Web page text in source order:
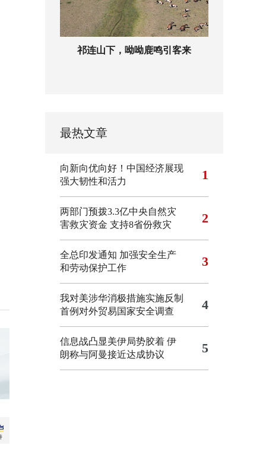
祁连山下，呦呦鹿鸣引客来
最热文章
向新向优向好！中国经济展现
强大韧性和活力
1
两部门预拨3.3亿中央自然灾
害救灾资金 支持8省份救灾
2
全总印发通知 加强安全生产
和劳动保护工作
3
我对美涉华消极措施实施反制
首例对外贸易国家安全调查
4
信息战凸显美伊局势胶着 伊
朗称与阿曼接近达成协议
5